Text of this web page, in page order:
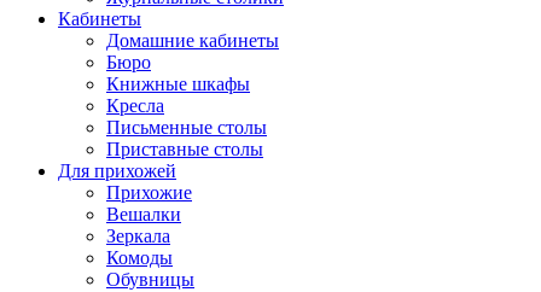
Кабинеты
Домашние кабинеты
Бюро
Книжные шкафы
Кресла
Письменные столы
Приставные столы
Для прихожей
Прихожие
Вешалки
Зеркала
Комоды
Обувницы